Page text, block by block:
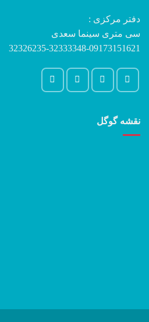
دفتر مرکزی :
سی متری سینما سعدی
32326235-32333348-09173151621
نقشه گوگل